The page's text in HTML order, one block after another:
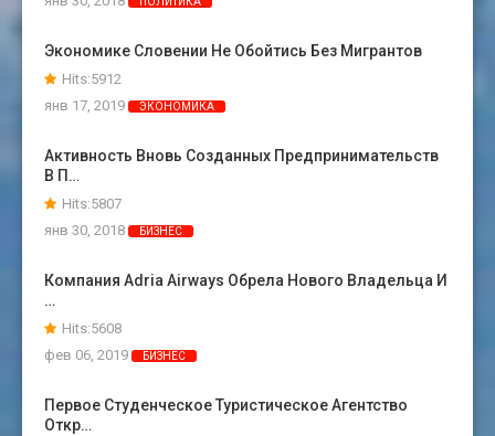
Экономике Словении Не Обойтись Без Мигрантов
Hits:5912
янв 17, 2019
ЭКОНОМИКА
Активность Вновь Созданных Предпринимательств
В П…
Hits:5807
янв 30, 2018
БИЗНЕС
Компания Adria Airways Обрела Нового Владельца И
…
Hits:5608
фев 06, 2019
БИЗНЕС
Первое Студенческое Туристическое Агентство
Откр…